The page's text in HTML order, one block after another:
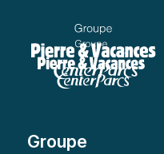
Groupe